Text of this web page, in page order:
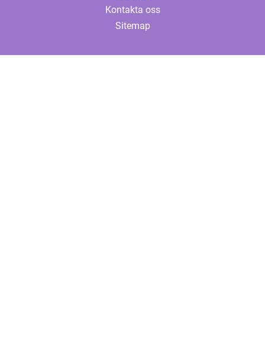
Kontakta oss
Sitemap